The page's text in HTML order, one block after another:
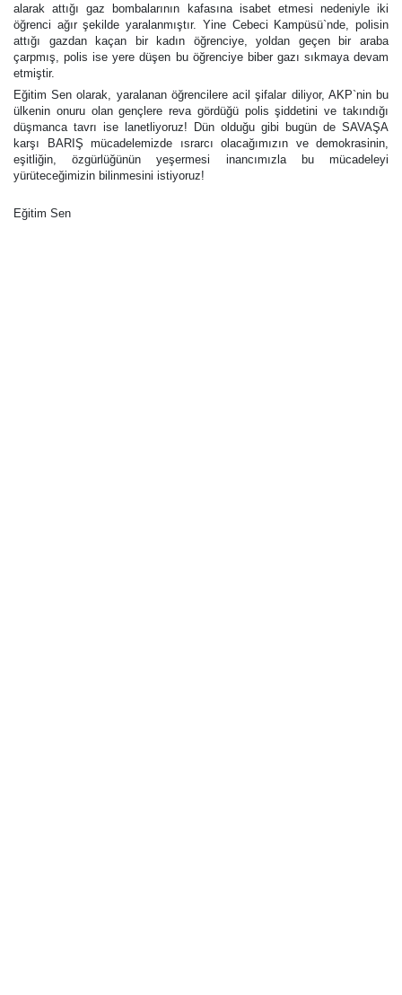
alarak attığı gaz bombalarının kafasına isabet etmesi nedeniyle iki
öğrenci ağır şekilde yaralanmıştır. Yine Cebeci Kampüsü`nde, polisin
attığı gazdan kaçan bir kadın öğrenciye, yoldan geçen bir araba
çarpmış, polis ise yere düşen bu öğrenciye biber gazı sıkmaya devam
etmiştir.
Eğitim Sen olarak, yaralanan öğrencilere acil şifalar diliyor, AKP`nin bu
ülkenin onuru olan gençlere reva gördüğü polis şiddetini ve takındığı
düşmanca tavrı ise lanetliyoruz! Dün olduğu gibi bugün de SAVAŞA
karşı BARIŞ mücadelemizde ısrarcı olacağımızın ve demokrasinin,
eşitliğin, özgürlüğünün yeşermesi inancımızla bu mücadeleyi
yürüteceğimizin bilinmesini istiyoruz!
Eğitim Sen